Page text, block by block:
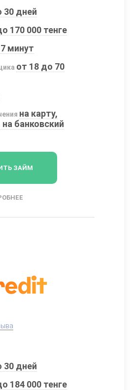
30 дней
170 000 тенге
7 минут
от 18 до 70
на карту,
банковский
ЗАЙМ
30 дней
184 000 тенге